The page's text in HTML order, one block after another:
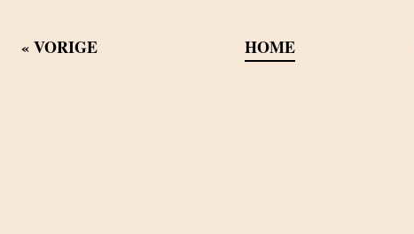
«VORIGE HOME